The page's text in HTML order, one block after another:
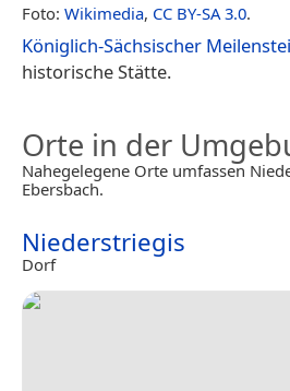
Foto: Wikimedia, CC BY-SA 3.0.
Königlich-Sächsischer
historische Stätte.
Orte in der
Nahegelegene Orte umfassen
Ebersbach.
Niederstriegis
Dorf